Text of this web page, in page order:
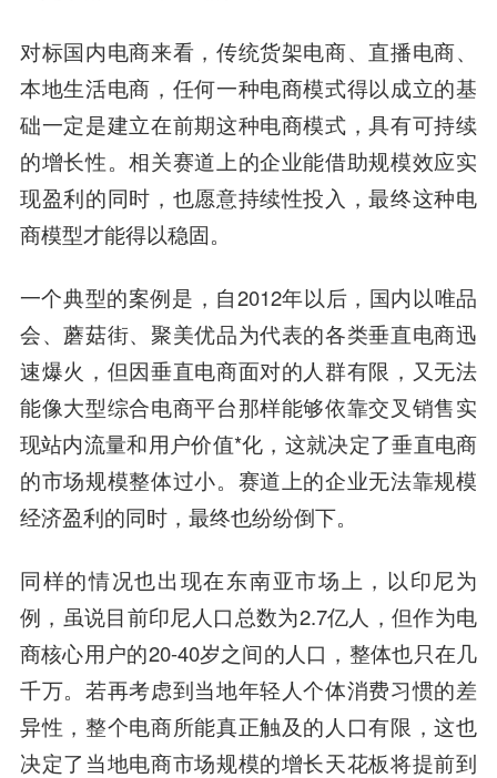
对标国内电商来看，传统货架电商、直播电商、
本地生活电商，任何一种电商模式得以成立的基
础一定是建立在前期这种电商模式，具有可持续
的增长性。相关赛道上的企业能借助规模效应实
现盈利的同时，也愿意持续性投入，最终这种电
商模型才能得以稳固。
一个典型的案例是，自2012年以后，国内以唯品
会、蘑菇街、聚美优品为代表的各类垂直电商迅
速爆火，但因垂直电商面对的人群有限，又无法
能像大型综合电商平台那样能够依靠交叉销售实
现站内流量和用户价值*化，这就决定了垂直电商
的市场规模整体过小。赛道上的企业无法靠规模
经济盈利的同时，最终也纷纷倒下。
同样的情况也出现在东南亚市场上，以印尼为
例，虽说目前印尼人口总数为2.7亿人，但作为电
商核心用户的20-40岁之间的人口，整体也只在几
千万。若再考虑到当地年轻人个体消费习惯的差
异性，整个电商所能真正触及的人口有限，这也
决定了当地电商市场规模的增长天花板将提前到